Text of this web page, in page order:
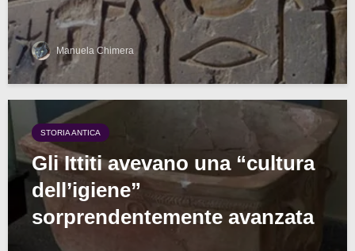
Manuela Chimera
STORIA ANTICA
Gli Ittiti avevano una “cultura
dell’igiene”
sorprendentemente avanzata